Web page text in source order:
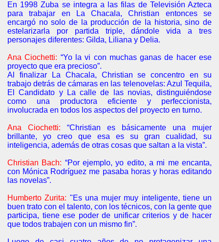
En 1998 Zuba se integra a las filas de Televisión Azteca
para trabajar en La Chacala, Christian entonces se
encargó no solo de la producción de la historia, sino de
estelarizarla por partida triple, dándole vida a tres
personajes diferentes: Gilda, Liliana y Delia.
Ana Ciochetti: “Yo la vi con muchas ganas de hacer ese
proyecto que era precioso”.
Al finalizar La Chacala, Christian se concentro en su
trabajo detrás de cámaras en las telenovelas: Azul Tequila,
El Candidato y La calle de las novias, distinguiéndose
como una productora eficiente y perfeccionista,
involucrada en todos los aspectos del proyecto en turno.
Ana Ciochetti:
“Christian es básicamente una mujer
brillante, yo creo que esa es su gran cualidad, su
inteligencia, además de otras cosas que saltan a la vista”.
Christian Bach: “Por ejemplo, yo edito, a mi me encanta,
con Mónica Rodríguez me pasaba horas y horas editando
las novelas”.
Humberto Zurita: "Es una mujer muy inteligente, tiene un
buen trato con el talento, con los técnicos, con la gente que
participa, tiene ese poder de unificar criterios y de hacer
que todos trabajen con un mismo fin”.